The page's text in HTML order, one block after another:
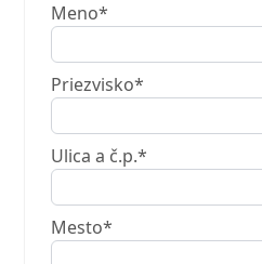
Meno*
Priezvisko*
Ulica a č.p.*
Mesto*